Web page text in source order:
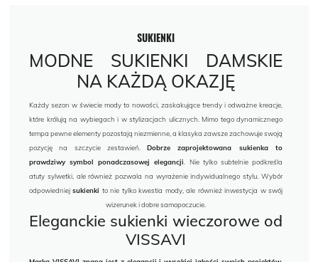
SUKIENKI
MODNE SUKIENKI DAMSKIE
NA KAŻDĄ OKAZJĘ
Każdy sezon w świecie mody to nowości, zaskakujące trendy i odważne kreacje,
które królują na wybiegach i w stylizacjach ulicznych. Mimo tego dynamicznego
tempa pewne elementy pozostają niezmienne, a klasyka zawsze zachowuje swoją
pozycję na szczycie zestawień.Dobrze zaprojektowana sukienka to
prawdziwy symbol ponadczasowej elegancji
. Nie tylko subtelnie podkreśla
atuty sylwetki, ale również pozwala na wyrażenie indywidualnego stylu. Wybór
odpowiedniejsukienki to nie tylko kwestia mody, ale również inwestycja w swój
wizerunek i dobre samopoczucie.
Eleganckie sukienki wieczorowe od
VISSAVI